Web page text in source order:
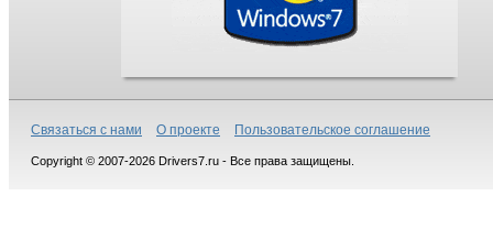
Связаться с нами О проекте Пользовательское соглашение
Copyright © 2007-2026 Drivers7.ru - Все права защищены.